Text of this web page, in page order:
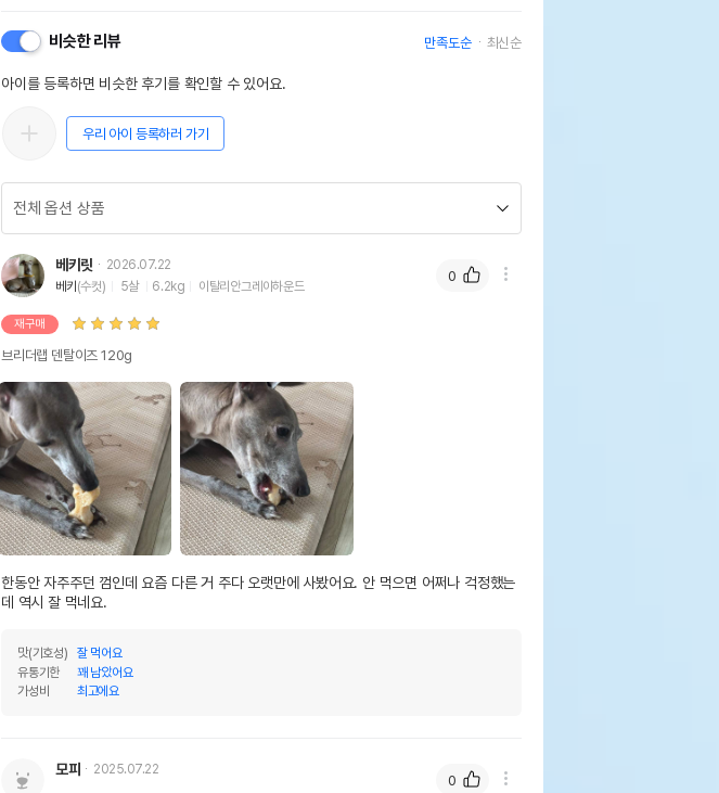
비슷한 리뷰 만족도순 최신순
아이를 등록하면 비슷한 후기를 확인할 수 있어요.
우리 아이 등록하러 가기
베키릿
2026.07.22
베키 (수컷) 5살 6.2kg 이탈리안그레이하운드
재구매
브리더랩 덴탈이즈 120g
한동안 자주주던 껌인데 요즘 다른 거 주다 오랫만에 사봤어요. 안 먹으면 어쩌나 걱정했는
데 역시 잘 먹네요.
맛(기호성)
잘 먹어요
유통기한
꽤 남았어요
가성비
최고에요
0
모피 2025.07.22
0